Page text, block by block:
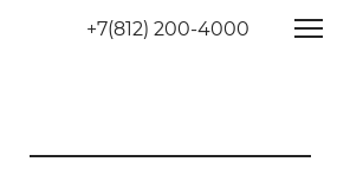
+7(812) 200-4000